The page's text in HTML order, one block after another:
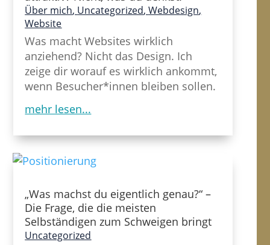
Über mich, Uncategorized,Webdesign,
Website
Was macht Websites wirklich
anziehend? Nicht das Design. Ich
zeige dir worauf es wirklich ankommt,
wenn Besucher*innen bleiben sollen.
mehr lesen...
„Was machst du eigentlich genau?“ –
Die Frage, die die meisten
Selbständigen zum Schweigen bringt
Uncategorized